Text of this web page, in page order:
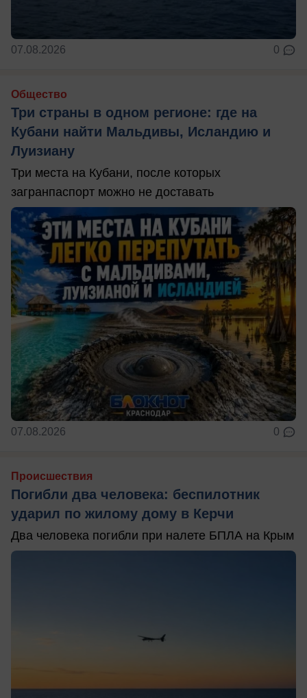
07.08.2026 0
Общество
Три страны в одном регионе: где на
Кубани найти Мальдивы, Исландию и
Луизиану
Три места на Кубани, после которых
загранпаспорт можно не доставать
07.08.2026 0
Происшествия
Погибли два человека: беспилотник
ударил по жилому дому в Керчи
Два человека погибли при налете БПЛА на Крым